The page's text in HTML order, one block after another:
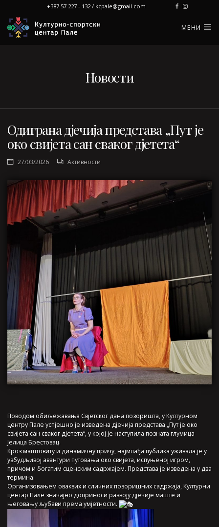
+387 57 227 - 132 / kcpale@gmail.com
МЕНИ
Новости
Одиграна дјечија представа „Пут је
око свијета сан сваког дјетета“
27/03/2026 Активности
Поводом обиљежавања Свјетског дана позоришта, у Културном
центру Пале успјешно је изведена дјечија представа „Пут је око
свијета сан сваког дјетета“, у којој је наступила позната глумица
Јелица Брестовац.
Кроз маштовиту и динамичну причу, најмлађа публика уживала је у
узбудљивој авантури путовања око свијета, испуњеној игром,
причом и богатим сценским садржајем. Представа је изведена у два
термина.
Организовањем оваквих и сличних позоришних садржаја, Културни
центар Пале значајно доприноси развоју дјечије маште и
његовању љубави према умјетности.